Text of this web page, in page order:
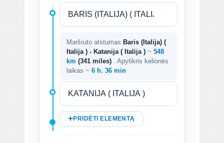
Maršruto atstumas Baris (Italija) (
Italija ) - Katanija ( Italija ) ~ 548
km (341 miles)
. Apytikris kelionės
laikas ~ 6 h. 36 min
PRIDĖTI ELEMENTĄ